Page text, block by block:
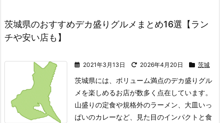
茨城県のおすすめデカ盛りグルメまとめ16選【ラン
チや安い店も】
2021年3月13日 2026年4月20日 茨城
茨城県には、ボリューム満点のデカ盛りグル
メを楽しめるお店が数多く点在しています。
山盛りの定食や規格外のラーメン、大皿いっ
ぱいのカレーなど、見た目のインパクトと食